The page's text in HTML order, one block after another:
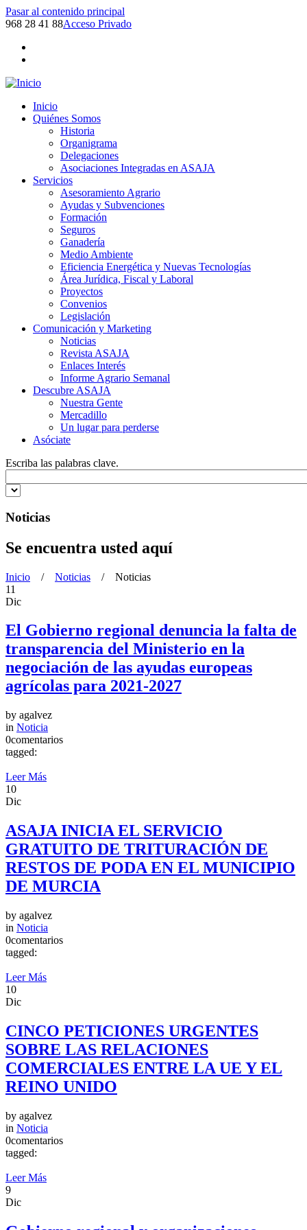
Pasar al contenido principal
968 28 41 88Acceso Privado
Inicio
Quiénes Somos
Historia
Organigrama
Delegaciones
Asociaciones Integradas en ASAJA
Servicios
Asesoramiento Agrario
Ayudas y Subvenciones
Formación
Seguros
Ganadería
Medio Ambiente
Eficiencia Energética y Nuevas Tecnologías
Área Jurídica, Fiscal y Laboral
Proyectos
Convenios
Legislación
Comunicación y Marketing
Noticias
Revista ASAJA
Enlaces Interés
Informe Agrario Semanal
Descubre ASAJA
Nuestra Gente
Mercadillo
Un lugar para perderse
Asóciate
Escriba las palabras clave.
Noticias
Se encuentra usted aquí
Inicio / Noticias / Noticias
11
Dic
El Gobierno regional denuncia la falta de
transparencia del Ministerio en la
negociación de las ayudas europeas
agrícolas para 2021-2027
by agalvez
in Noticia
0comentarios
tagged:
Leer Más
10
Dic
ASAJA INICIA EL SERVICIO
GRATUITO DE TRITURACIÓN DE
RESTOS DE PODA EN EL MUNICIPIO
DE MURCIA
by agalvez
in Noticia
0comentarios
tagged:
Leer Más
10
Dic
CINCO PETICIONES URGENTES
SOBRE LAS RELACIONES
COMERCIALES ENTRE LA UE Y EL
REINO UNIDO
by agalvez
in Noticia
0comentarios
tagged:
Leer Más
9
Dic